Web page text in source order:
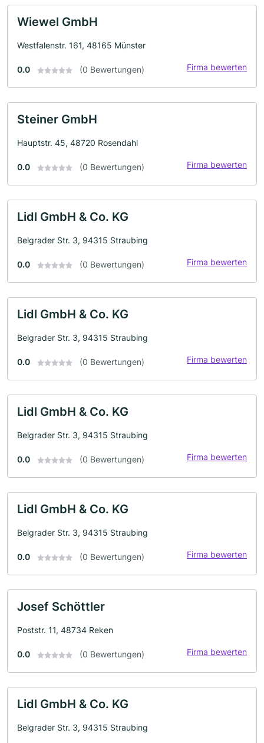
Wiewel GmbH
Westfalenstr. 161, 48165 Münster
0.0 (0 Bewertungen) Firma bewerten
Steiner GmbH
Hauptstr. 45, 48720 Rosendahl
0.0 (0 Bewertungen) Firma bewerten
Lidl GmbH & Co. KG
Belgrader Str. 3, 94315 Straubing
0.0 (0 Bewertungen) Firma bewerten
Lidl GmbH & Co. KG
Belgrader Str. 3, 94315 Straubing
0.0 (0 Bewertungen) Firma bewerten
Lidl GmbH & Co. KG
Belgrader Str. 3, 94315 Straubing
0.0 (0 Bewertungen) Firma bewerten
Lidl GmbH & Co. KG
Belgrader Str. 3, 94315 Straubing
0.0 (0 Bewertungen) Firma bewerten
Josef Schöttler
Poststr. 11, 48734 Reken
0.0 (0 Bewertungen) Firma bewerten
Lidl GmbH & Co. KG
Belgrader Str. 3, 94315 Straubing